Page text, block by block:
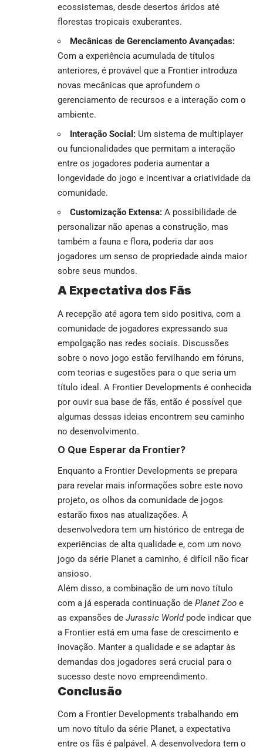
ecossistemas, desde desertos áridos até
florestas tropicais exuberantes.
Mecânicas de Gerenciamento Avançadas:
Com a experiência acumulada de títulos
anteriores, é provável que a Frontier introduza
novas mecânicas que aprofundem o
gerenciamento de recursos e a interação com o
ambiente.
Interação Social: Um sistema de multiplayer
ou funcionalidades que permitam a interação
entre os jogadores poderia aumentar a
longevidade do jogo e incentivar a criatividade da
comunidade.
Customização Extensa: A possibilidade de
personalizar não apenas a construção, mas
também a fauna e flora, poderia dar aos
jogadores um senso de propriedade ainda maior
sobre seus mundos.
A Expectativa dos Fãs
A recepção até agora tem sido positiva, com a
comunidade de jogadores expressando sua
empolgação nas redes sociais. Discussões
sobre o novo jogo estão fervilhando em fóruns,
com teorias e sugestões para o que seria um
título ideal. A Frontier Developments é conhecida
por ouvir sua base de fãs, então é possível que
algumas dessas ideias encontrem seu caminho
no desenvolvimento.
O Que Esperar da Frontier?
Enquanto a Frontier Developments se prepara
para revelar mais informações sobre este novo
projeto, os olhos da comunidade de jogos
estarão fixos nas atualizações. A
desenvolvedora tem um histórico de entrega de
experiências de alta qualidade e, com um novo
jogo da série Planet a caminho, é difícil não ficar
ansioso.
Além disso, a combinação de um novo título
com a já esperada continuação de Planet Zoo e
as expansões de Jurassic Worldpode indicar que
a Frontier está em uma fase de crescimento e
inovação. Manter a qualidade e se adaptar às
demandas dos jogadores será crucial para o
sucesso deste novo empreendimento.
Conclusão
Com a Frontier Developments trabalhando em
um novo título da série Planet, a expectativa
entre os fãs é palpável. A desenvolvedora tem o